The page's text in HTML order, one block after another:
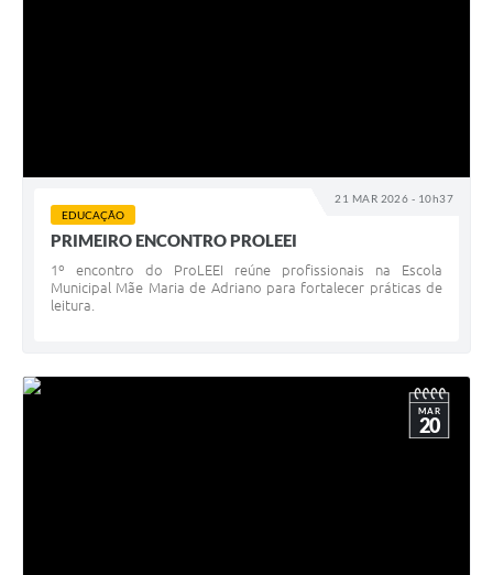
21 MAR 2026 - 10h37
EDUCAÇÃO
PRIMEIRO ENCONTRO PROLEEI
1º encontro do ProLEEI reúne profissionais na Escola
Municipal Mãe Maria de Adriano para fortalecer práticas de
leitura.
MAR
20